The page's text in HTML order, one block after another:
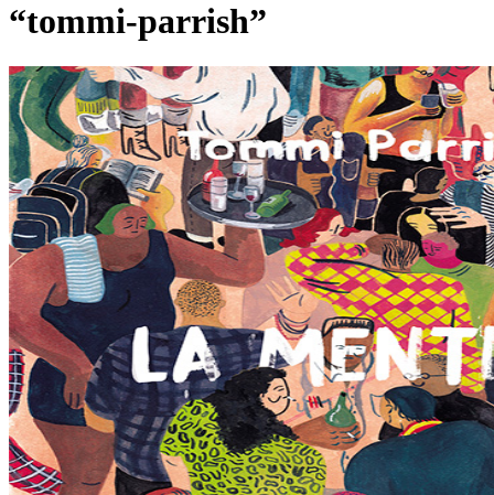
“tommi-parrish”